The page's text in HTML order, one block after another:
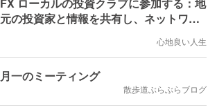
FX ローカルの投資クラブに参加する：地
元の投資家と情報を共有し、ネットワー
心地良い人生
月一のミーティング
散歩道ぶらぶらブログ